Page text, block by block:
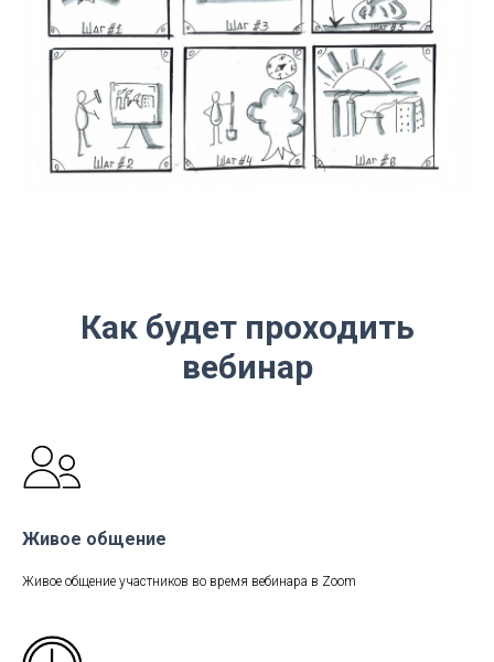
Как будет проходить
вебинар
Живое общение
Живое общение участников во время вебинара в Zoom